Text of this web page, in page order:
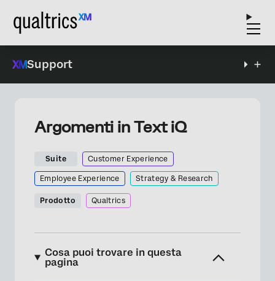
Support
Argomenti in Text iQ
Suite Customer Experience
Employee Experience Strategy & Research
Prodotto Qualtrics
Cosa puoi trovare in questa
pagina